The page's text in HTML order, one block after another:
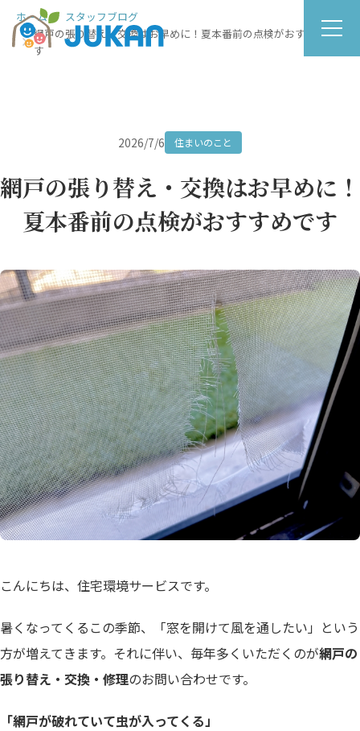
ホーム
スタッフブログ
網戸の張り替え・交換はお早めに！夏本番前の点検がおすすめで
す
2026/7/6 住まいのこと
網戸の張り替え・交換はお早めに！
夏本番前の点検がおすすめです
こんにちは、住宅環境サービスです。
暑くなってくるこの季節、「窓を開けて風を通したい」という
方が増えてきます。それに伴い、毎年多くいただくのが網戸の
張り替え・交換・修理のお問い合わせです。
「網戸が破れていて虫が入ってくる」